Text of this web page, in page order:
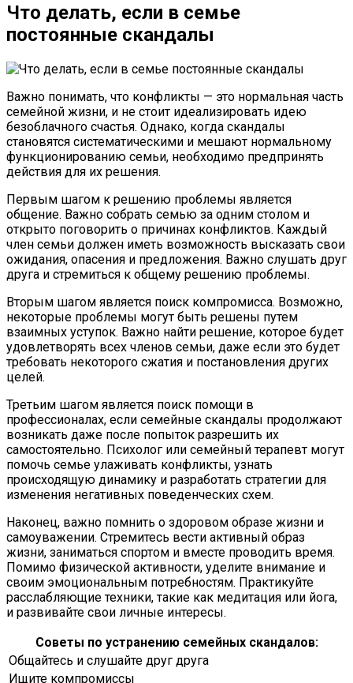
Что делать, если в семье
постоянные скандалы
Важно понимать, что конфликты — это нормальная часть
семейной жизни, и не стоит идеализировать идею
безоблачного счастья. Однако, когда скандалы
становятся систематическими и мешают нормальному
функционированию семьи, необходимо предпринять
действия для их решения.
Первым шагом к решению проблемы является
общение. Важно собрать семью за одним столом и
открыто поговорить о причинах конфликтов. Каждый
член семьи должен иметь возможность высказать свои
ожидания, опасения и предложения. Важно слушать друг
друга и стремиться к общему решению проблемы.
Вторым шагом является поиск компромисса. Возможно,
некоторые проблемы могут быть решены путем
взаимных уступок. Важно найти решение, которое будет
удовлетворять всех членов семьи, даже если это будет
требовать некоторого сжатия и постановления других
целей.
Третьим шагом является поиск помощи в
профессионалах, если семейные скандалы продолжают
возникать даже после попыток разрешить их
самостоятельно. Психолог или семейный терапевт могут
помочь семье улаживать конфликты, узнать
происходящую динамику и разработать стратегии для
изменения негативных поведенческих схем.
Наконец, важно помнить о здоровом образе жизни и
самоуважении. Стремитесь вести активный образ
жизни, заниматься спортом и вместе проводить время.
Помимо физической активности, уделите внимание и
своим эмоциональным потребностям. Практикуйте
расслабляющие техники, такие как медитация или йога,
и развивайте свои личные интересы.
Советы по устранению семейных скандалов:
Общайтесь и слушайте друг друга
Ищите компромиссы